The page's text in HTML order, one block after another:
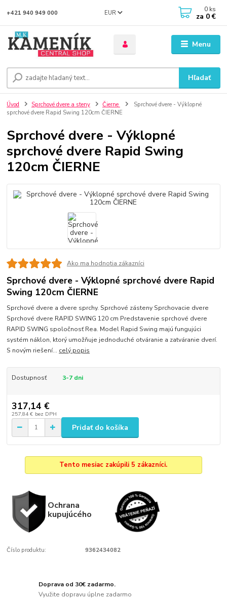
Menu
EUR
Hľadať
+421 940 949 000 0 ks
za 0 €
Úvod Sprchové dvere a steny Čierne
Sprchové dvere - Výklopné
sprchové dvere Rapid Swing 120cm ČIERNE
Sprchové dvere - Výklopné
sprchové dvere Rapid Swing
120cm ČIERNE
Ako ma hodnotia zákazníci
Sprchové dvere - Výklopné sprchové dvere Rapid
Swing 120cm ČIERNE
Sprchové dvere a dvere sprchy. Sprchové zásteny Sprchovacie dvere
Sprchové dvere RAPID SWING 120 cm Predstavenie sprchové dvere
RAPID SWING spoločnosť Rea. Model Rapid Swing majú fungujúci
systém náklon, ktorý umožňuje jednoduché otváranie a zatváranie dverí.
S novým riešení... celý popis
Dostupnosť 3-7 dni
317,14 €
257,84 € bez DPH
Pridať do košíka
Tento mesiac zakúpili 5 zákazníci.
Ochrana
kupujúcého
Číslo produktu: 9362434082
Doprava od 30€ zadarmo.
Využite dopravu úplne zadarmo